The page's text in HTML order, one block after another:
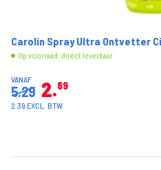
Carolin Spray Ultra Ontvetter
Op voorraad: direct leverbaar
VANAF
5.29 2 89
2.39 EXCL. BTW